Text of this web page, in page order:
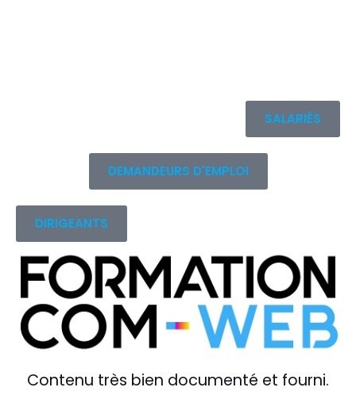
SALARIÉS
DEMANDEURS D'EMPLOI
DIRIGEANTS
Contenu très bien documenté et fourni.